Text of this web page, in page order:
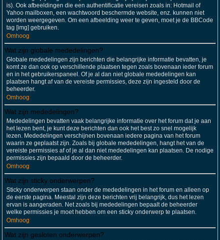
is). Ook afbeeldingen die een authentificatie vereisen zoals in: Hotmail of
Yahoo mailboxen, een wachtwoord beschermde website, enz. kunnen niet
worden weergegeven. Om een afbeelding weer te geven, moet je de BBCode
tag [img] gebruiken.
Omhoog
Wat zijn globale mededelingen?
Globale mededelingen zijn berichten die belangrijke informatie bevatten, je
komt ze dan ook op verschillende plaatsen tegen zoals bovenaan ieder forum
en in het gebruikerspaneel. Of je al dan niet globale mededelingen kan
plaatsen hangt af van de vereiste permissies, deze zijn ingesteld door de
beheerder.
Omhoog
Wat zijn mededelingen?
Mededelingen bevatten vaak belangrijke informatie over het forum dat je aan
het lezen bent, je kunt deze berichten dan ook het best zo snel mogelijk
lezen. Mededelingen verschijnen bovenaan iedere pagina van het forum
waarin ze geplaatst zijn. Zoals bij globale mededelingen, hangt het van de
vereiste permissies af of je al dan niet mededelingen kan plaatsen. De nodige
permissies zijn bepaald door de beheerder.
Omhoog
Wat zijn sticky onderwerpen?
Sticky onderwerpen staan onder de mededelingen in het forum en alleen op
de eerste pagina. Meestal zijn deze berichten vrij belangrijk, dus het lezen
ervan is aangeraden. Net zoals bij mededelingen bepaalt de beheerder
welke permissies je moet hebben om een sticky onderwerp te plaatsen.
Omhoog
Wat zijn gesloten onderwerpen?